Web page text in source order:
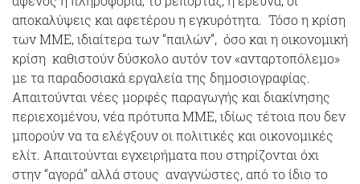
αποκαλύψεις και αφετέρου η εγκυρότητα. Τόσο η κρίση
των ΜΜΕ, ιδιαίτερα των “παιλών”, όσο και η οικονομική
κρίση καθιστούν δύσκολο αυτόν τον «ανταρτοπόλεμο»
με τα παραδοσιακά εργαλεία της δημοσιογραφίας.
Απαιτούνται νέες μορφές παραγωγής και διακίνησης
περιεχομένου, νέα πρότυπα ΜΜΕ, ιδίως τέτοια που δεν
μπορούν να τα ελέγξουν οι πολιτικές και οικονομικές
ελίτ. Απαιτούνται εγχειρήματα που στηρίζονται όχι
στην “αγορά” αλλά στους αναγνώστες, από το ίδιο το